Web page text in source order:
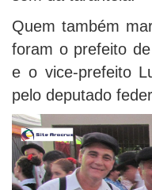
Quem também
foram o prefeito
e o vice-prefeito
pelo deputado